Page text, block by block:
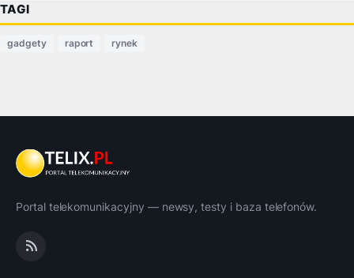
TAGI
gadgety raport rynek
Portal telekomunikacyjny — newsy, testy i baza telefonów.